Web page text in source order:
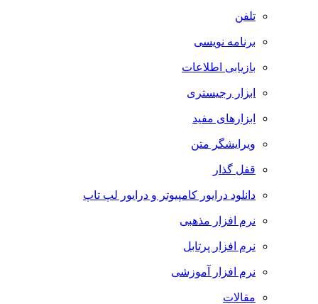
تلفن
برنامه نویسی
بازیابی اطلاعات
ابزار رجیستری
ابزارهای مفید
ویرایشگر متن
قفل گذار
دانلود درایور کامپیوتر و درایور لپ تاپ
نرم افزار مذهبی
نرم افزار پرتابل
نرم افزار آموزشی
مقالات